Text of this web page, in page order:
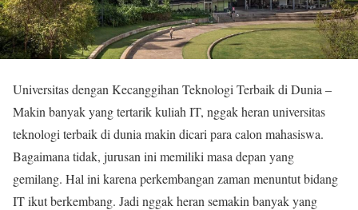
Universitas dengan Kecanggihan Teknologi Terbaik di Dunia –
Makin banyak yang tertarik kuliah IT, nggak heran universitas
teknologi terbaik di dunia makin dicari para calon mahasiswa.
Bagaimana tidak, jurusan ini memiliki masa depan yang
gemilang. Hal ini karena perkembangan zaman menuntut bidang
IT ikut berkembang. Jadi nggak heran semakin banyak yang